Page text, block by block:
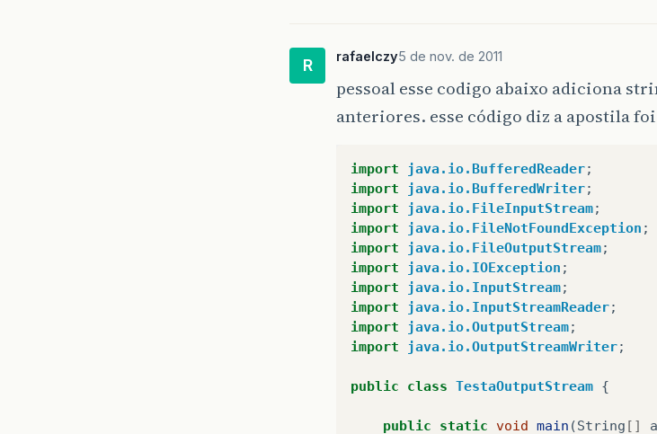
R rafaelczy5 de nov. de 2011
pessoal esse codigo abaixo adiciona
anteriores. esse código diz a apostila
import java.io.BufferedReader;
import
java.io.BufferedWriter;
import
java.io.FileInputStream;
import
java.io.FileNotFoundException ;
import
java.io.FileOutputStream;
import
java.io.IOException ;
import
java.io.InputStream;
import
java.io.InputStreamReader;
import
java.io.OutputStream;
import
java.io.OutputStreamWriter;
public class TestaOutputStream {
public static void main (String []